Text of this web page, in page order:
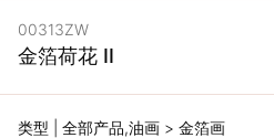
联
精
00313ZW
金箔荷花 II
类型 | 全部产品,油画 > 金箔画